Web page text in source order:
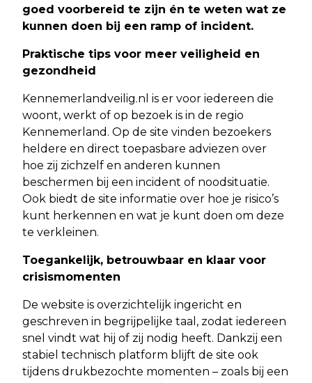
goed voorbereid te zijn én te weten wat ze
kunnen doen bij een ramp of incident.
Praktische tips voor meer veiligheid en
gezondheid
Kennemerlandveilig.nl is er voor iedereen die
woont, werkt of op bezoek is in de regio
Kennemerland. Op de site vinden bezoekers
heldere en direct toepasbare adviezen over
hoe zij zichzelf en anderen kunnen
beschermen bij een incident of noodsituatie.
Ook biedt de site informatie over hoe je risico’s
kunt herkennen en wat je kunt doen om deze
te verkleinen.
Toegankelijk, betrouwbaar en klaar voor
crisismomenten
De website is overzichtelijk ingericht en
geschreven in begrijpelijke taal, zodat iedereen
snel vindt wat hij of zij nodig heeft. Dankzij een
stabiel technisch platform blijft de site ook
tijdens drukbezochte momenten – zoals bij een